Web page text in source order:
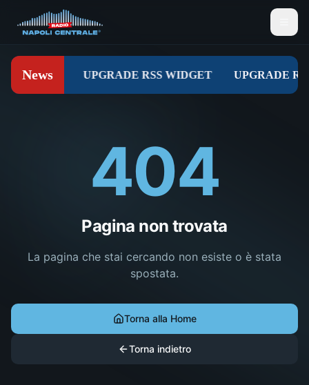
404
Pagina non trovata
La pagina che stai cercando non esiste o è stata
spostata.
Torna alla Home
Torna indietro